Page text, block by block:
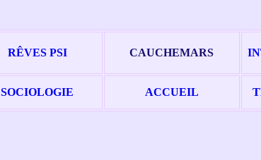
RÊVES PSI CAUCHEMARS
SOCIOLOGIE ACCUEIL